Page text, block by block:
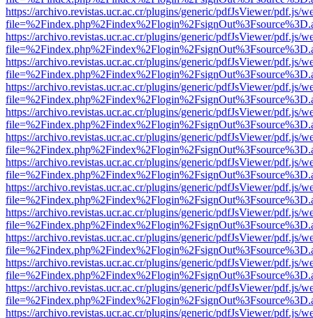
https://archivo.revistas.ucr.ac.cr/plugins/generic/pdfJsViewer/pdf.js/
https://archivo.revistas.ucr.ac.cr/plugins/generic/pdfJsViewer/pdf.js/
https://archivo.revistas.ucr.ac.cr/plugins/generic/pdfJsViewer/pdf.js/
https://archivo.revistas.ucr.ac.cr/plugins/generic/pdfJsViewer/pdf.js/
https://archivo.revistas.ucr.ac.cr/plugins/generic/pdfJsViewer/pdf.js/
https://archivo.revistas.ucr.ac.cr/plugins/generic/pdfJsViewer/pdf.js/
https://archivo.revistas.ucr.ac.cr/plugins/generic/pdfJsViewer/pdf.js/
https://archivo.revistas.ucr.ac.cr/plugins/generic/pdfJsViewer/pdf.js/
https://archivo.revistas.ucr.ac.cr/plugins/generic/pdfJsViewer/pdf.js/
https://archivo.revistas.ucr.ac.cr/plugins/generic/pdfJsViewer/pdf.js/
https://archivo.revistas.ucr.ac.cr/plugins/generic/pdfJsViewer/pdf.js/
https://archivo.revistas.ucr.ac.cr/plugins/generic/pdfJsViewer/pdf.js/
https://archivo.revistas.ucr.ac.cr/plugins/generic/pdfJsViewer/pdf.js/